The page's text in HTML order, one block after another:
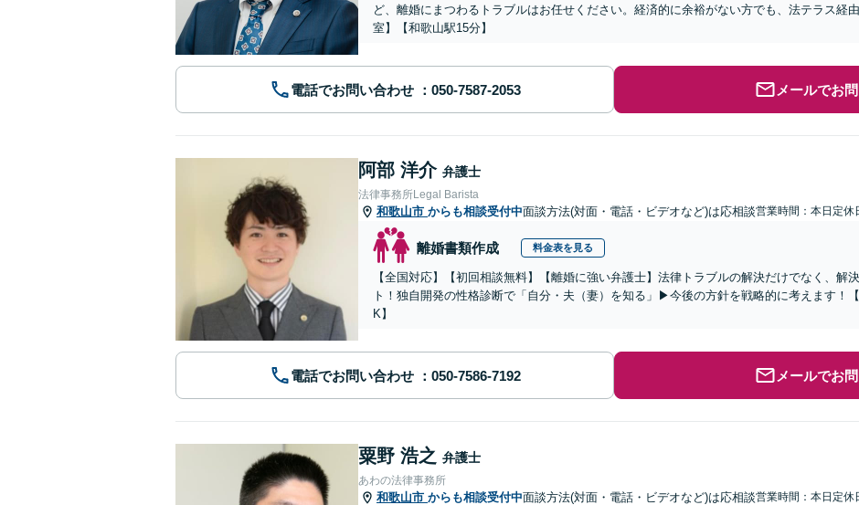
ど、離婚にまつわるトラブルはお任せください。経済的に余裕がない方でも、法テラス経
室】【和歌山駅15分】
電話でお問い合わせ メールでお
阿部 洋介 弁護士
法律事務所Legal Barista
和歌山市 からも相談受付中面談方法(対面・電話・ビデオなど)は応相談営業時間：本日定休
離婚書類作成 料金表を見る
【全国対応】【初回相談無料】【離婚に強い弁護士】法律トラブルの解決だけでなく、解
ト！独自開発の性格診断で「自分・夫（妻）を知る」▶︎今後の方針を戦略的に考えます！
K】
電話でお問い合わせ メールでお
粟野 浩之 弁護士
あわの法律事務所
和歌山市 からも相談受付中面談方法(対面・電話・ビデオなど)は応相談営業時間：本日定休